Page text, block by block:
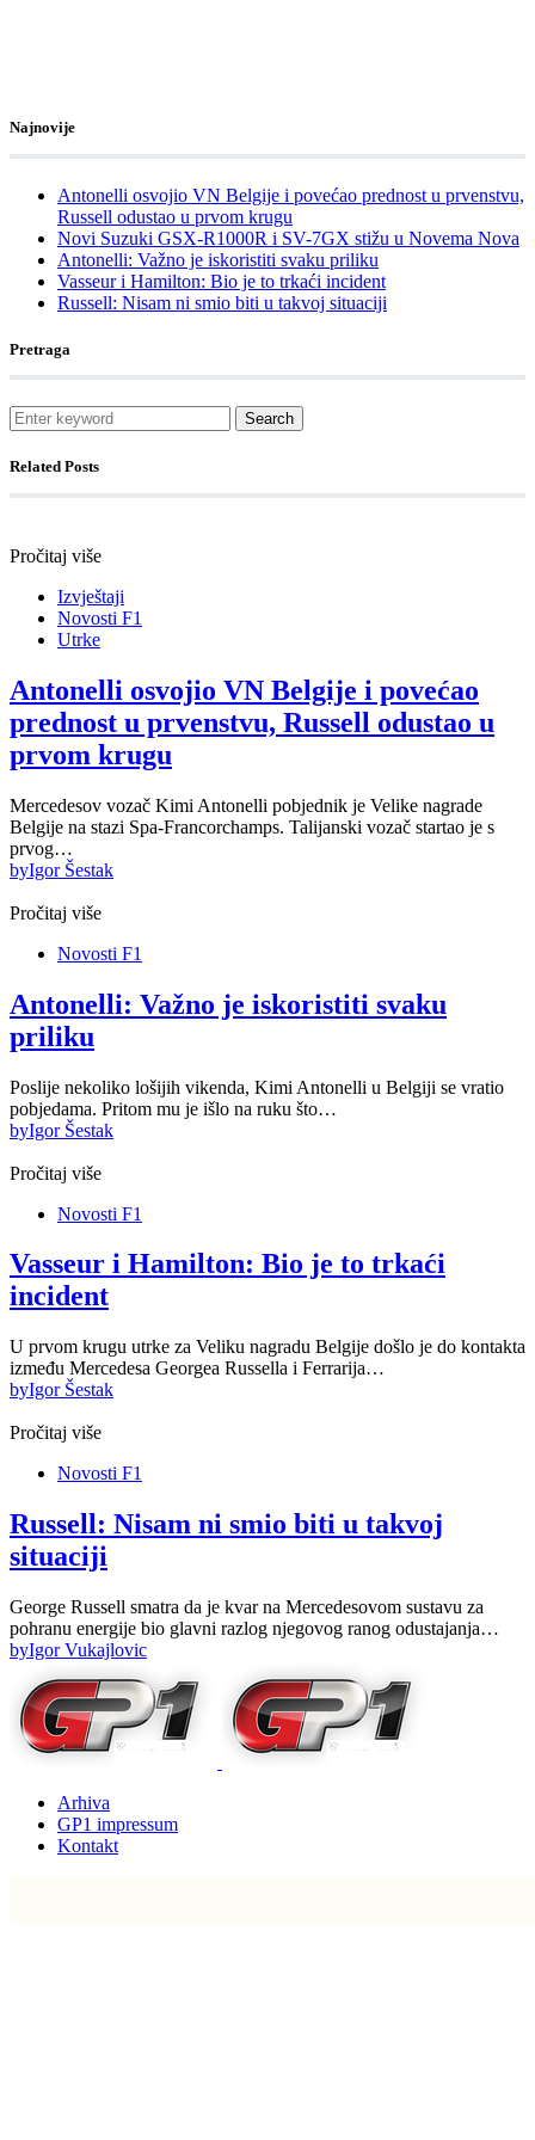
Najnovije
Antonelli osvojio VN Belgije i povećao prednost u prvenstvu,
Russell odustao u prvom krugu
Novi Suzuki GSX-R1000R i SV-7GX stižu u Novema Nova
Antonelli: Važno je iskoristiti svaku priliku
Vasseur i Hamilton: Bio je to trkaći incident
Russell: Nisam ni smio biti u takvoj situaciji
Pretraga
Search
Related Posts
Pročitaj više
Izvještaji
Novosti F1
Utrke
Antonelli osvojio VN Belgije i povećao
prednost u prvenstvu, Russell odustao u
prvom krugu
Mercedesov vozač Kimi Antonelli pobjednik je Velike nagrade
Belgije na stazi Spa-Francorchamps. Talijanski vozač startao je s
prvog…
byIgor Šestak
Pročitaj više
Novosti F1
Antonelli: Važno je iskoristiti svaku
priliku
Poslije nekoliko lošijih vikenda, Kimi Antonelli u Belgiji se vratio
pobjedama. Pritom mu je išlo na ruku što…
byIgor Šestak
Pročitaj više
Novosti F1
Vasseur i Hamilton: Bio je to trkaći
incident
U prvom krugu utrke za Veliku nagradu Belgije došlo je do kontakta
između Mercedesa Georgea Russella i Ferrarija…
byIgor Šestak
Pročitaj više
Novosti F1
Russell: Nisam ni smio biti u takvoj
situaciji
George Russell smatra da je kvar na Mercedesovom sustavu za
pohranu energije bio glavni razlog njegovog ranog odustajanja…
byIgor Vukajlovic
Arhiva
GP1 impressum
Kontakt